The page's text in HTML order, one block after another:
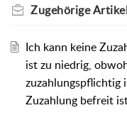
Zugehörige
Ich kann keine
ist zu niedrig,
zuzahlungspflichtig
Zuzahlung befreit